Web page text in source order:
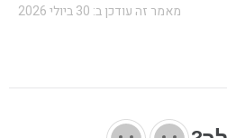
מאמר זה עודכן ב: 30 ביולי 2026